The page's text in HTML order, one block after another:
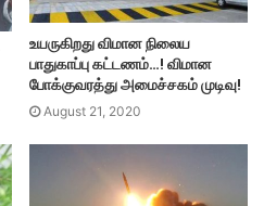
உயருகிறது விமான நிலைய
பாதுகாப்பு கட்டணம்…! விமான
போக்குவரத்து அமைச்சகம் முடிவு!
August 21, 2020